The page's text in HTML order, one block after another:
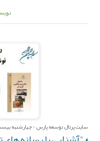
سایت پرتال توسعه پارس - چهارشنبه بیست و